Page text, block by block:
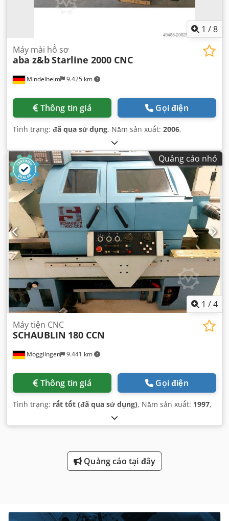
1 /8
Mindelheim 9.425 km
Máy mài hồ sơ
aba z&bStarline 2000 CNC
Thông tin giá Gọi điện
Tình trạng: đã qua sử dụng, Năm sản xuất: 2006,
Quảng cáo nhỏ
1 /4
Mögglingen 9.441 km
Máy tiện CNC
SCHAUBLIN 180 CCN
Thông tin giá Gọi điện
Tình trạng: rất tốt (đã qua sử dụng), Năm sản xuất: 1997,
Quảng cáo tại đây